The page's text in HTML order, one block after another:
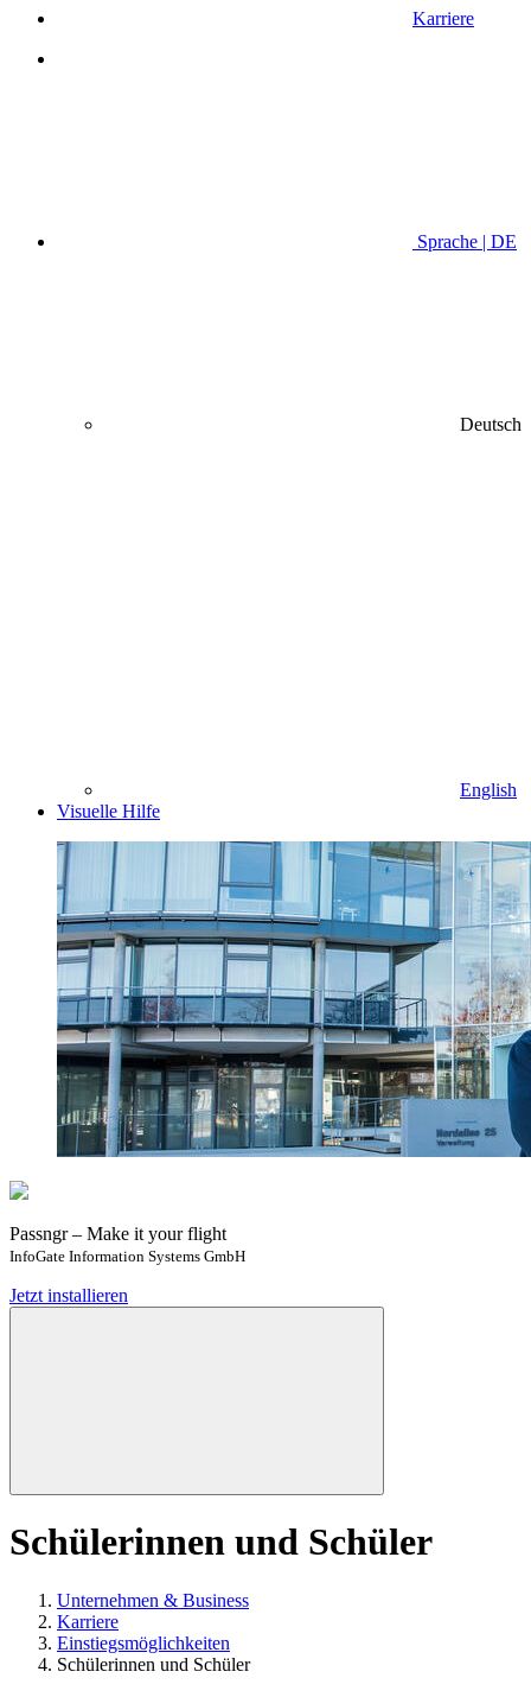
Karriere
Sprache | DE
Deutsch
English
Visuelle Hilfe
Passngr – Make it your flight
InfoGate Information Systems GmbH
Jetzt installieren
Schülerinnen und Schüler
Unternehmen & Business
Karriere
Einstiegsmöglichkeiten
Schülerinnen und Schüler